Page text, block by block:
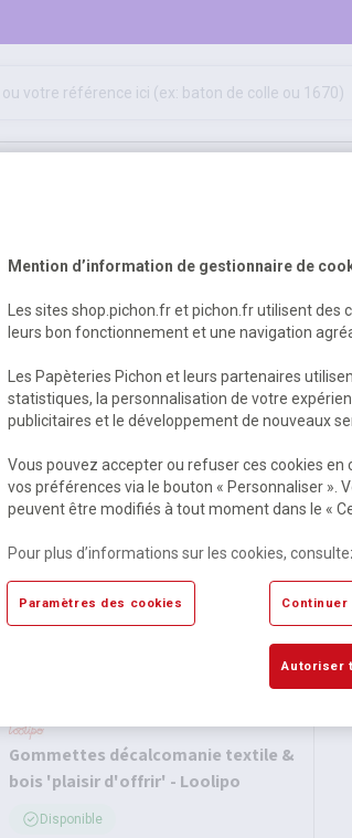
1 produit
Gommettes décalcomanie textile &
bois 'plaisir d'offrir' - Loolipo
Disponible
Mention d’information de gestionnaire de
Les sites shop.pichon.fr et pichon.fr utilisent des
leurs bon fonctionnement et une navigation
Les Papèteries Pichon et leurs partenaires
statistiques, la personnalisation de votre
publicitaires et le développement de nouveaux
Vous pouvez accepter ou refuser ces cookies
vos préférences via le bouton « Personnaliser ».
peuvent être modifiés à tout moment dans le «
Pour plus d’informations sur les cookies,
Paramètres des cookies
Autoriser